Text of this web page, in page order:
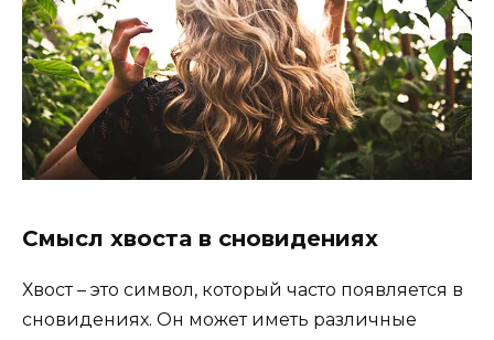
Смысл хвоста в сновидениях
Хвост – это символ, который часто появляется в
сновидениях. Он может иметь различные